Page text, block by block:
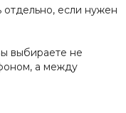
отдельно, если нужен
выбираете не
а между